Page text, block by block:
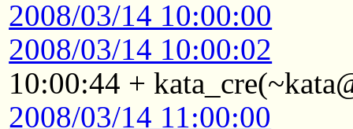
2008/03/14 10:00:00
2008/03/14 10:00:02
10:00:44 +
2008/03/14 11:00:00